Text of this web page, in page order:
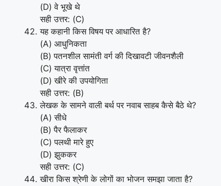
(D) वे भूखे थे
सही उत्तर: (C)
यह कहानी किस विषय पर आधारित है?
(A) आधुनिकता
(B) पतनशील सामंती वर्ग की दिखावटी जीवनशैली
(C) यात्रा वृत्तांत
(D) खीरे की उपयोगिता
सही उत्तर: (B)
लेखक के सामने वाली बर्थ पर नवाब साहब कैसे बैठे थे?
(A) सीधे
(B) पैर फैलाकर
(C) पलथी मारे हुए
(D) झुककर
सही उत्तर: (C)
खीरा किस श्रेणी के लोगों का भोजन समझा जाता है?